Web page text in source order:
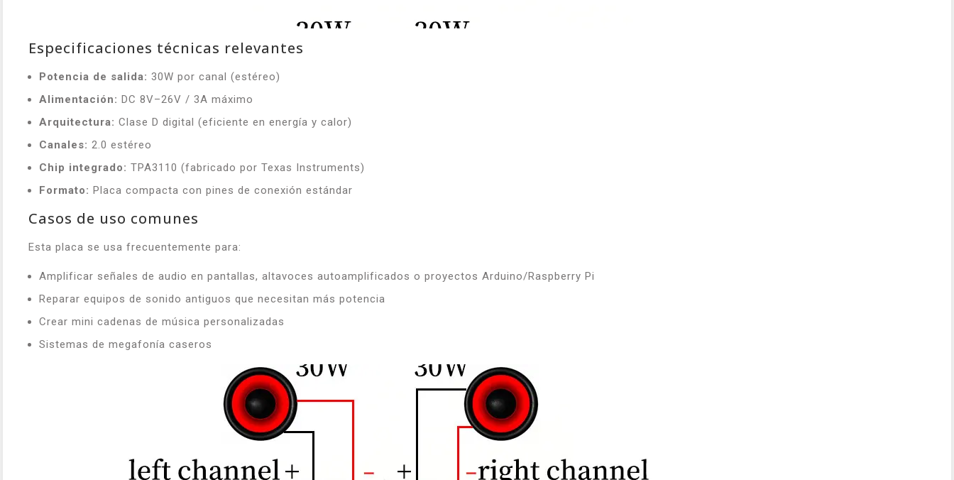
Especificaciones técnicas relevantes
Potencia de salida: 30W por canal (estéreo)
Alimentación: DC 8V–26V / 3A máximo
Arquitectura: Clase D digital (eficiente en energía y calor)
Canales: 2.0 estéreo
Chip integrado: TPA3110 (fabricado por Texas Instruments)
Formato: Placa compacta con pines de conexión estándar
Casos de uso comunes
Esta placa se usa frecuentemente para:
Amplificar señales de audio en pantallas, altavoces autoamplificados o proyectos Arduino/Raspberry Pi
Reparar equipos de sonido antiguos que necesitan más potencia
Crear mini cadenas de música personalizadas
Sistemas de megafonía caseros